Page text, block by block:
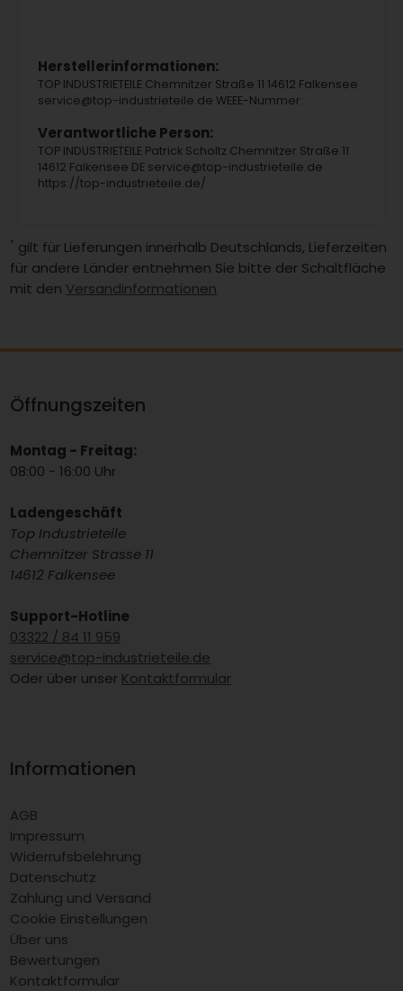
Herstellerinformationen:
TOP INDUSTRIETEILE Chemnitzer Straße 11 14612 Falkensee
service@top-industrieteile.de WEEE-Nummer:
Verantwortliche Person:
TOP INDUSTRIETEILE Patrick Scholtz Chemnitzer Straße 11
14612 Falkensee DE service@top-industrieteile.de
https://top-industrieteile.de/
* gilt für Lieferungen innerhalb Deutschlands, Lieferzeiten
für andere Länder entnehmen Sie bitte der Schaltfläche
mit den Versandinformationen
Öffnungszeiten
Montag - Freitag:
08:00 - 16:00 Uhr
Ladengeschäft
Top Industrieteile
Chemnitzer Strasse 11
14612 Falkensee
Support-Hotline
03322 / 84 11 959
service@top-industrieteile.de
Oder über unser Kontaktformular
Informationen
AGB
Impressum
Widerrufsbelehrung
Datenschutz
Zahlung und Versand
Cookie Einstellungen
Über uns
Bewertungen
Kontaktformular